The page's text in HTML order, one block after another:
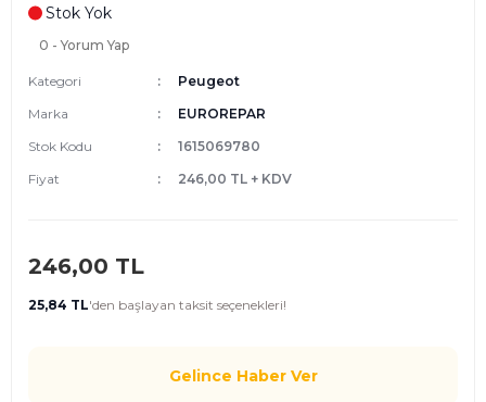
Stok Yok
0 - Yorum Yap
Kategori
Peugeot
Marka
EUROREPAR
Stok Kodu
1615069780
Fiyat
246,00 TL + KDV
246,00 TL
25,84 TL'den başlayan taksit seçenekleri!
Gelince Haber Ver